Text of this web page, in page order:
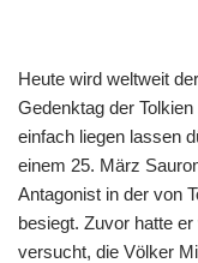
Heute wird weltweit
Gedenktag der
einfach liegen lassen
einem 25. März
Antagonist in der von
besiegt. Zuvor hatte
versucht, die Völker